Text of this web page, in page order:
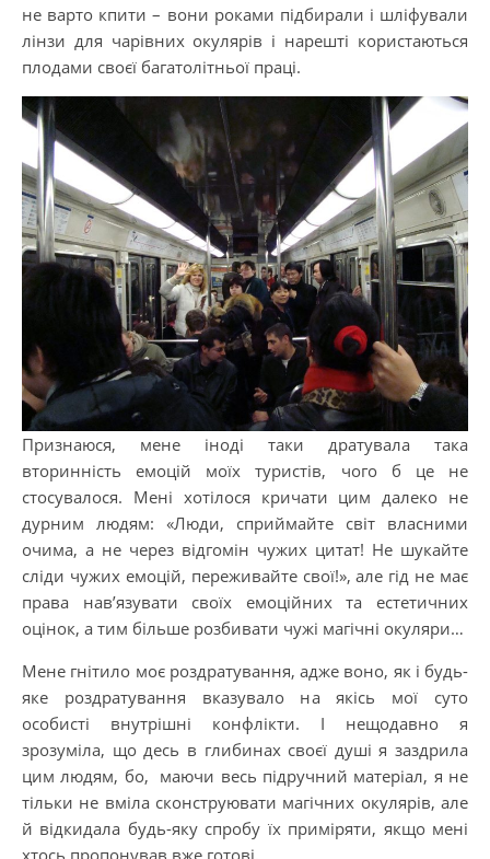
не варто кпити – вони роками підбирали і шліфували
лінзи для чарівних окулярів і нарешті користаються
плодами своєї багатолітньої праці.
Признаюся, мене іноді таки дратувала така
вторинність емоцій моїх туристів, чого б це не
стосувалося. Мені хотілося кричати цим далеко не
дурним людям: «Люди, сприймайте світ власними
очима, а не через відгомін чужих цитат! Не шукайте
сліди чужих емоцій, переживайте свої!», але гід не має
права нав’язувати своїх емоційних та естетичних
оцінок, а тим більше розбивати чужі магічні окуляри…
Мене гнітило моє роздратування, адже воно, як і будь-
яке роздратування вказувало на якісь мої суто
особисті внутрішні конфлікти. І нещодавно я
зрозуміла, що десь в глибинах своєї душі я заздрила
цим людям, бо, маючи весь підручний матеріал, я не
тільки не вміла сконструювати магічних окулярів, але
й відкидала будь-яку спробу їх приміряти, якщо мені
хтось пропонував вже готові.